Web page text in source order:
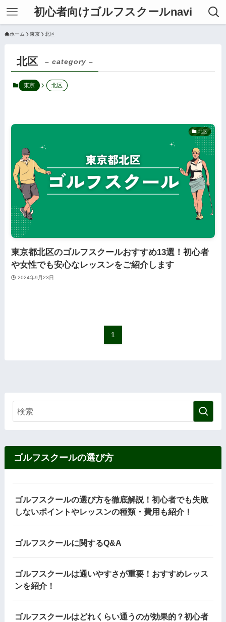
初心者向けゴルフスクールnavi
ホーム 東京 北区
北区 – category –
東京 北区
北区
東京都北区のゴルフスクールおすすめ13選！初心者
や女性でも安心なレッスンをご紹介します
2024年9月23日
1
ゴルフスクールの選び方
ゴルフスクールの選び方を徹底解説！初心者でも失敗
しないポイントやレッスンの種類・費用も紹介！
ゴルフスクールに関するQ&A
ゴルフスクールは通いやすさが重要！おすすめレッス
ンを紹介！
ゴルフスクールはどれくらい通うのが効果的？初心者